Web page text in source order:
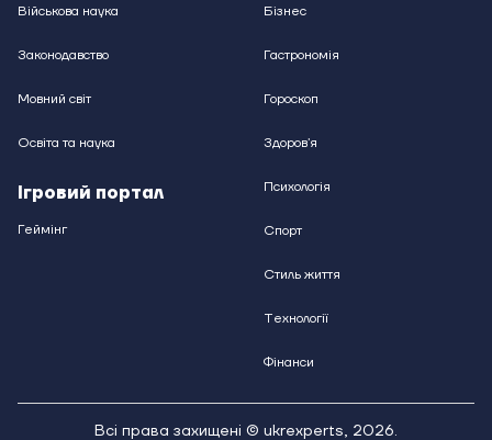
Військова наука
Законодавство
Мовний світ
Освіта та наука
Ігровий портал
Геймінг
Бізнес
Гастрономія
Гороскоп
Здоровʼя
Психологія
Спорт
Стиль життя
Технології
Фінанси
Всі права захищені © ukrexperts, 2026.